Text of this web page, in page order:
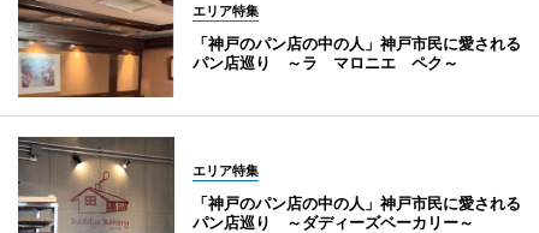
エリア特集
「神戸のパン店の中の人」神戸市民に愛される
パン店巡り ～ラ マロニエ ペク～
エリア特集
「神戸のパン店の中の人」神戸市民に愛される
パン店巡り ～ダディーズベーカリー～